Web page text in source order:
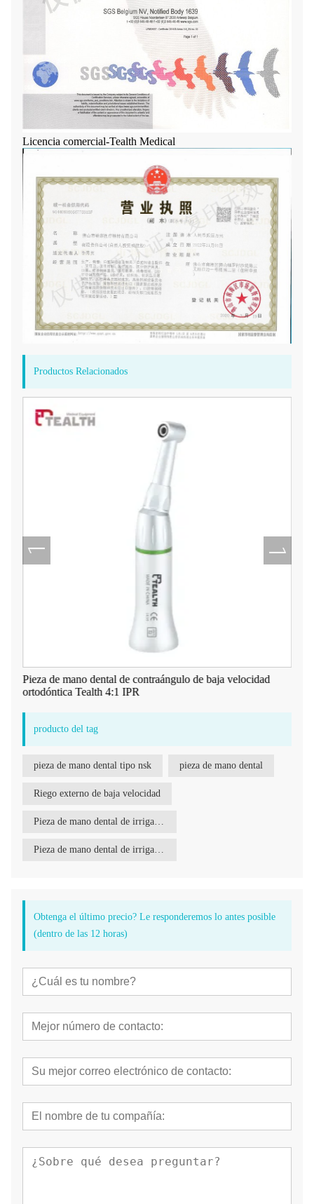
Licencia comercial-Tealth Medical
Productos Relacionados
Pieza de mano dental de contraángulo de baja velocidad
ortodóntica Tealth 4:1 IPR
producto del tag
pieza de mano dental tipo nsk pieza de mano dental
Riego externo de baja velocidad
Pieza de mano dental de irrigación externa de baja velocidad
Pieza de mano dental de irrigación externa
Obtenga el último precio? Le responderemos lo antes posible
(dentro de las 12 horas)